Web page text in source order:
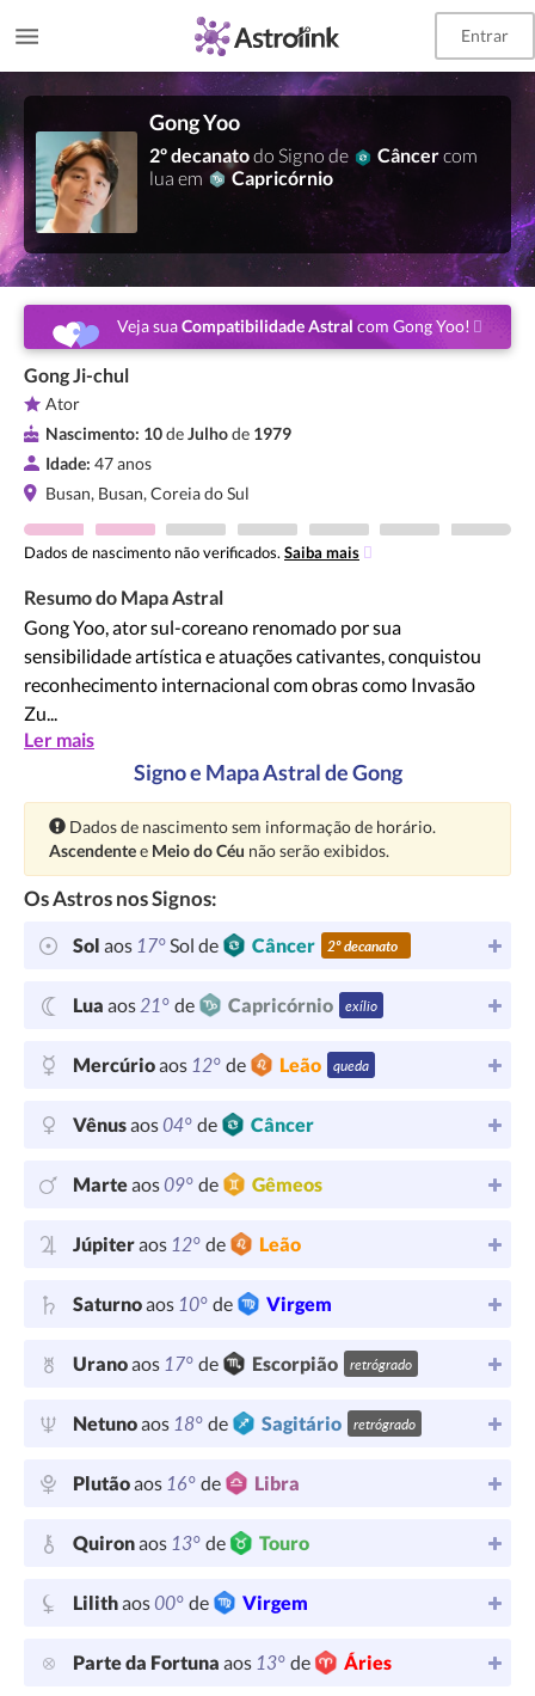
Entrar
Gong Yoo
2º decanatodo Signo de Câncercom
lua em
Capricórnio
Veja suaCompatibilidade Astralcom Gong Yoo!
Gong Ji-chul
Ator
Nascimento: 10deJulhode 1979
Idade: 47 anos
Busan, Busan, Coreia do Sul
Dados de nascimento não verificados. Saiba mais
Resumo do Mapa Astral
Gong Yoo, ator sul-coreano renomado por sua
sensibilidade artística e atuações cativantes, conquistou
reconhecimento internacional com obras como Invasão
Zu...
Ler mais
Signo e Mapa Astral de Gong
Atenção:
Dados de nascimento sem informação de horário.
Ascendentee Meio do Céu não serão exibidos.
Os Astros nos Signos:
Sol aos 17°Sol de Câncer 2º decanato
Lua aos21° de Capricórnio exílio
Mercúrioaos 12° de Leão queda
Vênusaos04° de Câncer
Marteaos09° de Gêmeos
Júpiteraos 12° de Leão
Saturnoaos 10° de Virgem
Uranoaos 17° de Escorpião retrógrado
Netunoaos 18° de Sagitário retrógrado
Plutãoaos 16° de Libra
Quironaos 13° de Touro
Lilithaos00° de Virgem
Parte da Fortuna aos 13° de Áries